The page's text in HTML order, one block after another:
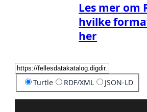
Les mer om
hvilke
her
Turtle RDF/XML JSON-LD